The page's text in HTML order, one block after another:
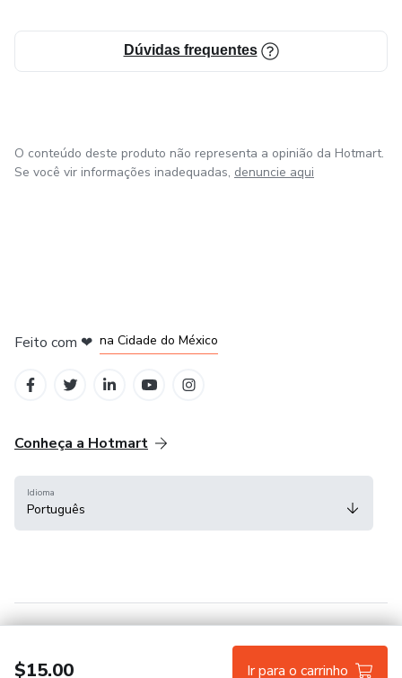
Dúvidas frequentes
$15.00 Ir para o carrinho
O conteúdo deste produto não representa a opinião da Hotmart.
Se você vir informações inadequadas, denuncie aqui
Feito com ❤ na Cidade do México
Conheça a Hotmart
Idioma
Português